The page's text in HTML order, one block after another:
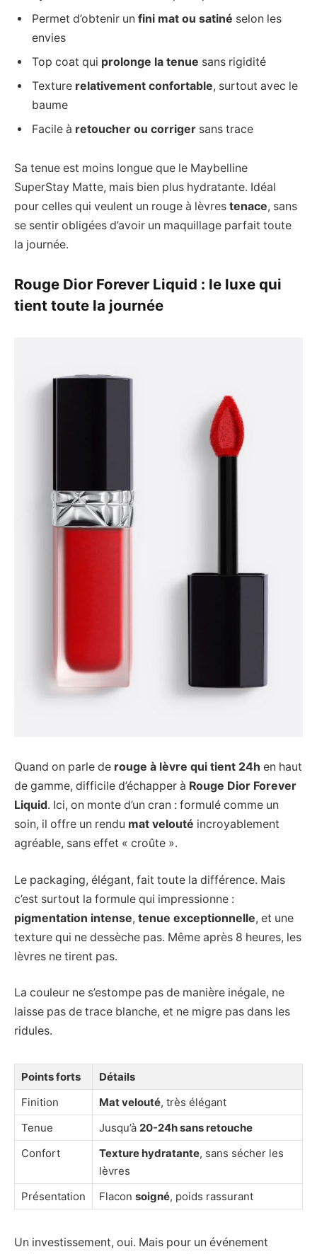
Permet d’obtenir un fini mat ou satiné selon les
envies
Top coat qui prolonge la tenue sans rigidité
Texture relativement confortable, surtout avec le
baume
Facile à retoucher ou corriger sans trace
Sa tenue est moins longue que le Maybelline
SuperStay Matte, mais bien plus hydratante. Idéal
pour celles qui veulent un rouge à lèvres tenace, sans
se sentir obligées d’avoir un maquillage parfait toute
la journée.
Rouge Dior Forever Liquid : le luxe qui
tient toute la journée
Quand on parle de rouge à lèvre qui tient 24h en haut
de gamme, difficile d’échapper à Rouge Dior Forever
Liquid. Ici, on monte d’un cran : formulé comme un
soin, il offre un rendu mat velouté incroyablement
agréable, sans effet « croûte ».
Le packaging, élégant, fait toute la différence. Mais
c’est surtout la formule qui impressionne :
pigmentation intense, tenue exceptionnelle, et une
texture qui ne dessèche pas. Même après 8 heures, les
lèvres ne tirent pas.
La couleur ne s’estompe pas de manière inégale, ne
laisse pas de trace blanche, et ne migre pas dans les
ridules.
Points forts
Détails
Finition
Mat velouté, très élégant
Tenue
Jusqu’à 20-24h sans retouche
Confort
Texture hydratante, sans sécher les
lèvres
Présentation
Flacon soigné, poids rassurant
Un investissement, oui. Mais pour un événement